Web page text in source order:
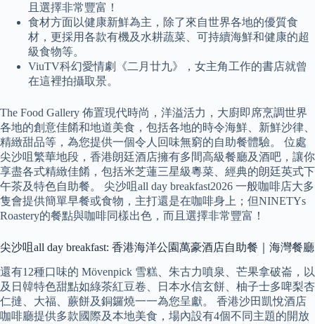
且選擇非常豐富！
食材方面以健康新鮮為主，除了來自世界各地的優質食
材，更採用各款有機及水耕蔬菜、可持續海鮮和健康的超
級食物等。
ViuTV科幻愛情劇《二月廿九》，女主角工作的書店就曾
在這裡拍攝取景。
The Food Gallery 佈置現代時尚，洋溢活力，大廚即席烹調世界
各地的創意佳餚和地道美食，包括各地的時令海鮮、新鮮沙律、
精緻甜品等，為您提供一個令人回味無窮的自助餐體驗。 位處
尖沙咀繁華地段，香港朗廷酒店擁有多間高級餐廳及酒吧，讓你
享盡各式精緻佳餚，包括米芝蓮三星級粵菜、經典的朗廷英式下
午茶及特色自助餐。 尖沙咀all day breakfast2026 一般咖啡店大多
隻會提供簡單早餐或食物，主打還是在咖啡身上；但NINETYs
Roastery的餐點與咖啡同樣出色，而且選擇非常豐富！
尖沙咀all day breakfast: 香港海洋公園萬豪酒店自助餐｜海灣餐廳
還有12種口味的 Mövenpick 雪糕、朱古力噴泉、芒果拿破崙，以
及日韓特色甜點如綠茶紅豆卷、日本水信玄餅、柚子士多啤梨杏
仁撻、大福、蕨餅及銅鑼燒一一為您呈獻。 香港沙田凱悅酒店
咖啡廳提供多款國際及本地美食，場內設有4個不同主題的開放